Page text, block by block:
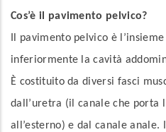
Cos’è il pavimento pelvico?
Il pavimento pelvico è
inferiormente la cavità
È costituito da diversi fasci
dall’uretra (il canale che porta
all’esterno) e dal canale anale.